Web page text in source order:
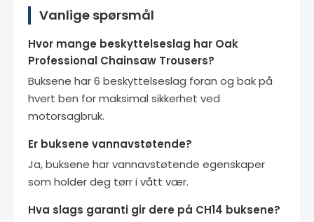
Vanlige spørsmål
Hvor mange beskyttelseslag har Oak
Professional Chainsaw Trousers?
Buksene har 6 beskyttelseslag foran og bak på
hvert ben for maksimal sikkerhet ved
motorsagbruk.
Er buksene vannavstøtende?
Ja, buksene har vannavstøtende egenskaper
som holder deg tørr i vått vær.
Hva slags garanti gir dere på CH14 buksene?